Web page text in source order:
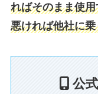
ればそのまま使
悪ければ他社に
公